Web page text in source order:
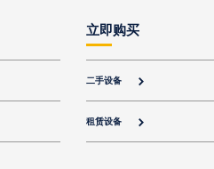
立即购买
二手设备 
租赁设备 